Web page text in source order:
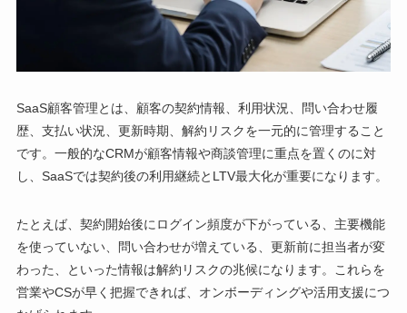
SaaS顧客管理とは、顧客の契約情報、利用状況、問い合わせ履
歴、支払い状況、更新時期、解約リスクを一元的に管理すること
です。一般的なCRMが顧客情報や商談管理に重点を置くのに対
し、SaaSでは契約後の利用継続とLTV最大化が重要になります。
たとえば、契約開始後にログイン頻度が下がっている、主要機能
を使っていない、問い合わせが増えている、更新前に担当者が変
わった、といった情報は解約リスクの兆候になります。これらを
営業やCSが早く把握できれば、オンボーディングや活用支援につ